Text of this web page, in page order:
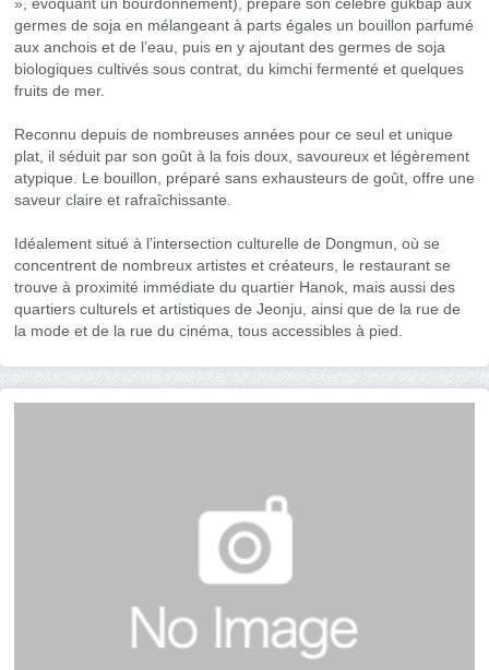
», évoquant un bourdonnement), prépare son célèbre gukbap aux
germes de soja en mélangeant à parts égales un bouillon parfumé
aux anchois et de l’eau, puis en y ajoutant des germes de soja
biologiques cultivés sous contrat, du kimchi fermenté et quelques
fruits de mer.
Reconnu depuis de nombreuses années pour ce seul et unique
plat, il séduit par son goût à la fois doux, savoureux et légèrement
atypique. Le bouillon, préparé sans exhausteurs de goût, offre une
saveur claire et rafraîchissante.
Idéalement situé à l’intersection culturelle de Dongmun, où se
concentrent de nombreux artistes et créateurs, le restaurant se
trouve à proximité immédiate du quartier Hanok, mais aussi des
quartiers culturels et artistiques de Jeonju, ainsi que de la rue de
la mode et de la rue du cinéma, tous accessibles à pied.